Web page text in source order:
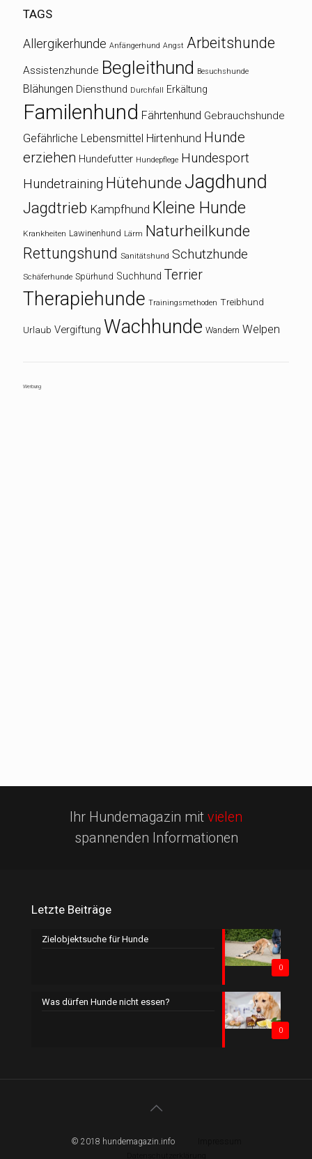
TAGS
Allergikerhunde Anfängerhund Angst Arbeitshunde
Assistenzhunde Begleithund Besuchshunde
Blähungen Diensthund Durchfall Erkältung
Familenhund Fährtenhund Gebrauchshunde
Gefährliche Lebensmittel Hirtenhund Hunde
erziehen Hundefutter Hundepflege Hundesport
Hundetraining Hütehunde Jagdhund
Jagdtrieb Kampfhund Kleine Hunde
Krankheiten Lawinenhund Lärm Naturheilkunde
Rettungshund Sanitätshund Schutzhunde
Schäferhunde Spürhund Suchhund Terrier
Therapiehunde Trainingsmethoden Treibhund
Urlaub Vergiftung Wachhunde Wandern Welpen
Werbung
Ihr Hundemagazin mit vielen
spannenden Informationen
Letzte Beiträge
0
Zielobjektsuche für Hunde
0
Was dürfen Hunde nicht essen?
© 2018 hundemagazin.info